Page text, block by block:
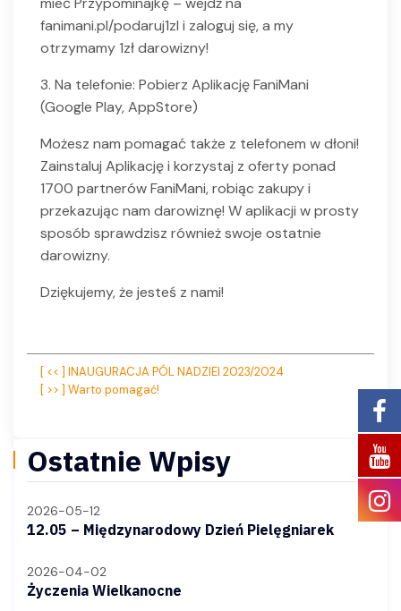
fanimani.pl/podaruj1zl i zaloguj się, a my
otrzymamy 1zł darowizny!
3. Na telefonie: Pobierz Aplikację FaniMani
(Google Play, AppStore)
Możesz nam pomagać także z telefonem w dłoni!
Zainstaluj Aplikację i korzystaj z oferty ponad
1700 partnerów FaniMani, robiąc zakupy i
przekazując nam darowiznę! W aplikacji w prosty
sposób sprawdzisz również swoje ostatnie
darowizny.
Dziękujemy, że jesteś z nami!
Nawigacja
[ << ] INAUGURACJA PÓL NADZIEI 2023/2024
[ >> ] Warto pomagać!
Ostatnie Wpisy
2026-05-12
12.05 – Międzynarodowy Dzień Pielęgniarek
2026-04-02
Życzenia Wielkanocne